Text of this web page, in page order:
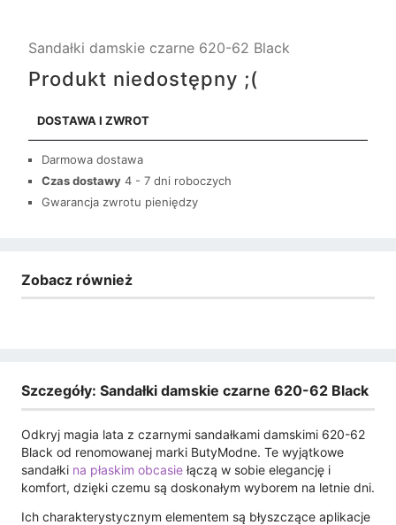
Sandałki damskie czarne 620-62 Black
Produkt niedostępny ;(
DOSTAWA I ZWROT
Darmowa dostawa
Czas dostawy 4 - 7 dni roboczych
Gwarancja zwrotu pieniędzy
Zobacz również
Szczegóły: Sandałki damskie czarne 620-62 Black
Odkryj magia lata z czarnymi sandałkami damskimi 620-62
Black od renomowanej marki ButyModne. Te wyjątkowe
sandałki na płaskim obcasie łączą w sobie elegancję i
komfort, dzięki czemu są doskonałym wyborem na letnie dni.
Ich charakterystycznym elementem są błyszczące aplikacje